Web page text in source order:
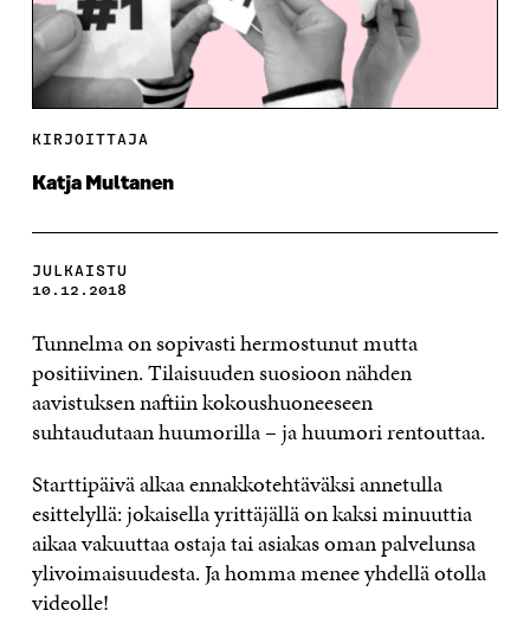
KIRJOITTAJA
Katja Multanen
JULKAISTU
10.12.2018
Tunnelma on sopivasti hermostunut mutta
positiivinen. Tilaisuuden suosioon nähden
aavistuksen naftiin kokoushuoneeseen
suhtaudutaan huumorilla – ja huumori rentouttaa.
Starttipäivä alkaa ennakkotehtäväksi annetulla
esittelyllä: jokaisella yrittäjällä on kaksi minuuttia
aikaa vakuuttaa ostaja tai asiakas oman palvelunsa
ylivoimaisuudesta. Ja homma menee yhdellä otolla
videolle!